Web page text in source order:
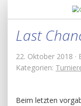
Last
22. Oktober 2018 ·
Kategorien:
Beim letzten